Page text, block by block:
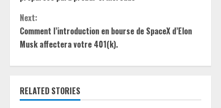
t
i
n
u
Next:
Comment l’introduction en bourse de SpaceX d’Elon
Musk affectera votre 401(k).
RELATED STORIES